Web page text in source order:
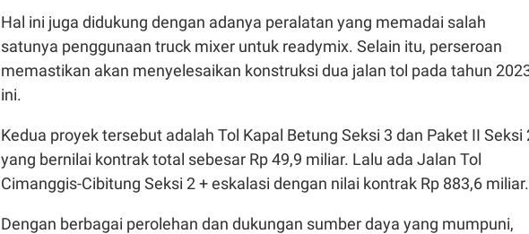
Hal ini juga didukung dengan adanya peralatan yang memadai salah
satunya penggunaan truck mixer untuk readymix. Selain itu, perseroan
memastikan akan menyelesaikan konstruksi dua jalan tol pada tahun
ini.
Kedua proyek tersebut adalah Tol Kapal Betung Seksi 3 dan Paket II Seksi
yang bernilai kontrak total sebesar Rp 49,9 miliar. Lalu ada Jalan Tol
Cimanggis-Cibitung Seksi 2 + eskalasi dengan nilai kontrak Rp 883,6 miliar.
Dengan berbagai perolehan dan dukungan sumber daya yang mumpuni,